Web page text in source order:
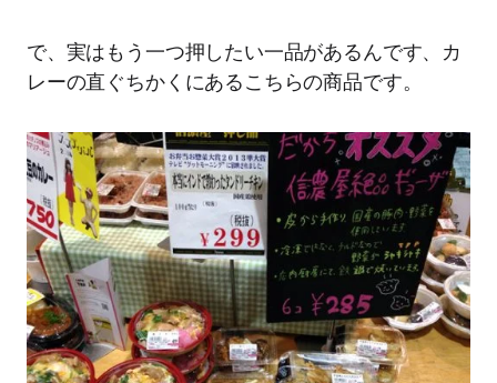
で、実はもう一つ押したい一品があるんです、カ
レーの直ぐちかくにあるこちらの商品です。